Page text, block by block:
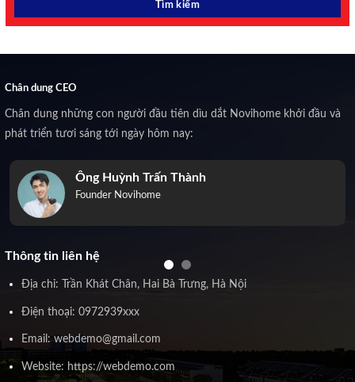
Chân dung CEO
Chân dung những con người đầu tiên dìu dắt Novihome khởi đầu và
phát triển tươi sáng tới ngày hôm nay:
Ông Huỳnh Trấn Thành
Founder Novihome
Thông tin liên hệ
Địa chỉ: Trần Khát Chân, Hai Bà Trưng, Hà Nội
Điện thoại: 0972939xxx
Email: webdemo@gmail.com
Website: https://webdemo.com